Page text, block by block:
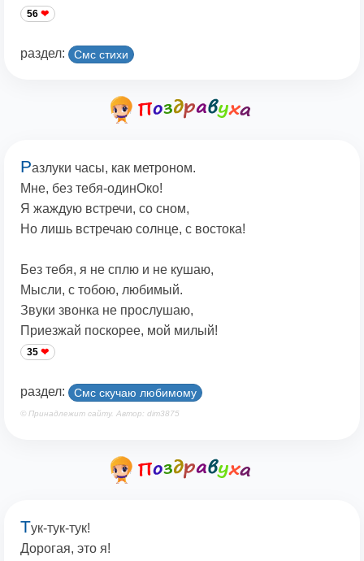
56
раздел: Смс стихи
Разлуки часы, как метроном.
Мне, без тебя-одинОко!
Я жаждую встречи, со сном,
Но лишь встречаю солнце, с востока!
Без тебя, я не сплю и не кушаю,
Мысли, с тобою, любимый.
Звуки звонка не прослушаю,
Приезжай поскорее, мой милый!
35
раздел: Смс скучаю любимому
© Принадлежит сайту. Автор: dim3875
Тук-тук-тук!
Дорогая, это я!